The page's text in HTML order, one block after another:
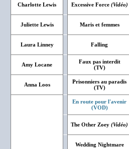
Charlotte Lewis Excessive Force (Vidéo)
Juliette Lewis Maris et femmes
Laura Linney Falling
Amy Locane
Faux pas interdit
(TV)
Anna Loos
Prisonniers au paradis
(TV)
En route pour l'avenir
(VOD)
The Other Zoey (Vidéo)
Wedding Nightmare